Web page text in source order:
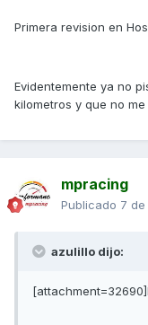
Primera revision en
Evidentemente ya no
kilometros y que no me
mpracing
Publicado 7 de
azulillo dijo: